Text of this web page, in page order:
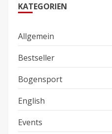
KATEGORIEN
Allgemein
Bestseller
Bogensport
English
Events